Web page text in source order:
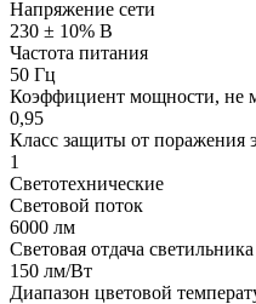
Напряжение сети
230 ± 10% В
Частота питания
50 Гц
Коэффициент мощности, не
0,95
Класс защиты от поражения
1
Светотехнические
Световой поток
6000 лм
Световая отдача светильника
150 лм/Вт
Диапазон цветовой